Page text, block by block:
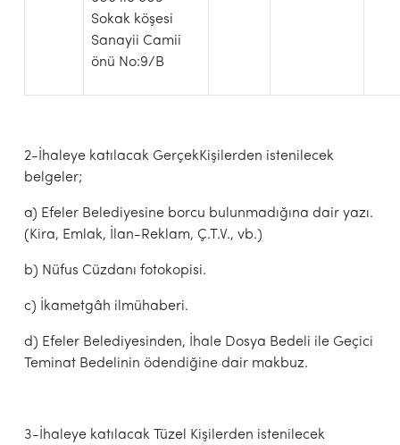
Sokak köşesi
Sanayii Camii
önü No:9/B
2-İhaleye katılacak GerçekKişilerden istenilecek
belgeler;
a) Efeler Belediyesine borcu bulunmadığına dair yazı.
(Kira, Emlak, İlan-Reklam, Ç.T.V., vb.)
b) Nüfus Cüzdanı fotokopisi.
c) İkametgâh ilmühaberi.
d) Efeler Belediyesinden, İhale Dosya Bedeli ile Geçici
Teminat Bedelinin ödendiğine dair makbuz.
3-İhaleye katılacak Tüzel Kişilerden istenilecek